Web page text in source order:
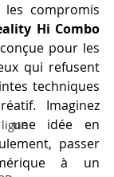
compromis
Hi Combo
pour les
qui refusent
techniques
Imaginez
une idée en
passer
à un